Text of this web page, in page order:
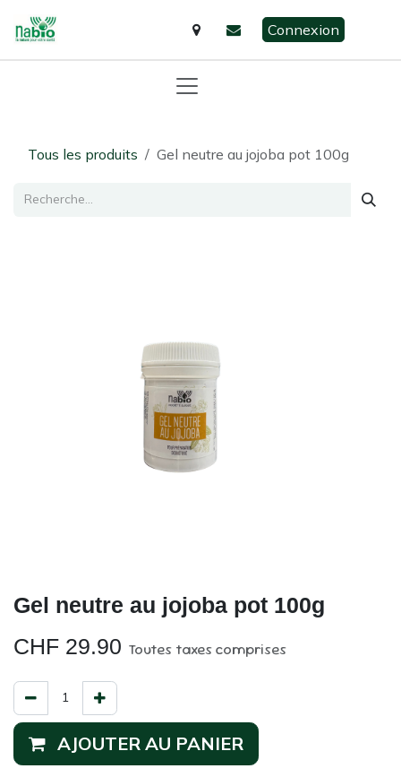
Connexion
Tous les produits Gel neutre au jojoba pot 100g
Gel neutre au jojoba pot 100g
CHF 29.90 Toutes taxes comprises
AJOUTER AU PANIER